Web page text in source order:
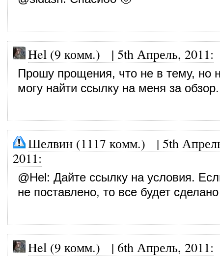
Hel (9 комм.) | 5th Апрель, 2011:
Прошу прощения, что не в тему, но
могу найти ссылку на меня за
Шелвин (1117 комм.) | 5th
2011:
@Hel: Дайте ссылку на условия.
не поставлено, то все будет
Hel (9 комм.) | 6th Апрель, 2011: